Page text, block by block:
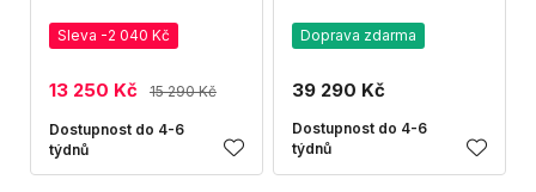
Sleva -2 040 Kč
13 250 Kč 15 290 Kč
Dostupnost do 4-6
týdnů
Doprava zdarma
39 290 Kč
Dostupnost do 4-6
týdnů